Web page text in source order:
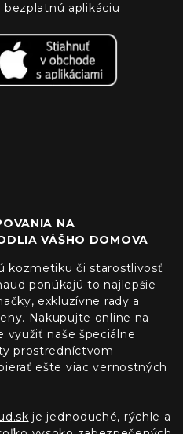
aplikáciu
NA
VÁŠHO DOMOVA
kozmetiku či starostlivosť
ponúkajú to najlepšie
exkluzívne rady a
Nakupujte online na
využiť naše špeciálne
prostredníctvom
ešte viac vernostných
je jednoduché, rýchle a